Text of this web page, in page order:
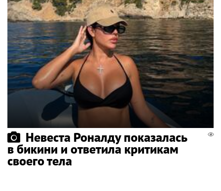
Невеста Роналду показалась
в бикини и ответила критикам
своего тела